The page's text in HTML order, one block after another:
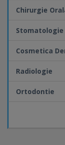
Chirurgie
Stomatologie
Cosmetica
Radiologie
Ortodontie